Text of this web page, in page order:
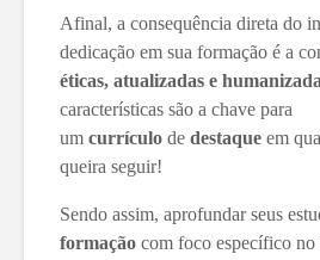
Afinal, a consequência direta do
dedicação em sua formação é a
éticas, atualizadas e
características são a chave para
um currículo de destaque em
queira seguir!
Sendo assim, aprofundar seus
formação com foco específico no